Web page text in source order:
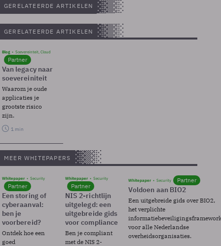
GERELATEERDE ARTIKELEN
GERELATEERDE ARTIKELEN
Blog Soevereinteit, Cloud
Partner
Van legacy naar
soevereiniteit
Waarom je oude
applicaties je
grootste risico
zijn.
1 min
MEER WHITEPAPERS
Whitepaper Security
Partner
Een storing of
cyberaanval:
ben je
voorbereid?
Ontdek hoe een
goed
Whitepaper Security
Partner
NIS 2-richtlijn
uitgelegd: een
uitgebreide gids
voor compliance
Ben je compliant
met de NIS 2-
Whitepaper Security Partner
Voldoen aan BIO2
Een uitgebreide gids over BIO2,
het verplichte
voor alle Nederlandse
overheidsorganisaties.